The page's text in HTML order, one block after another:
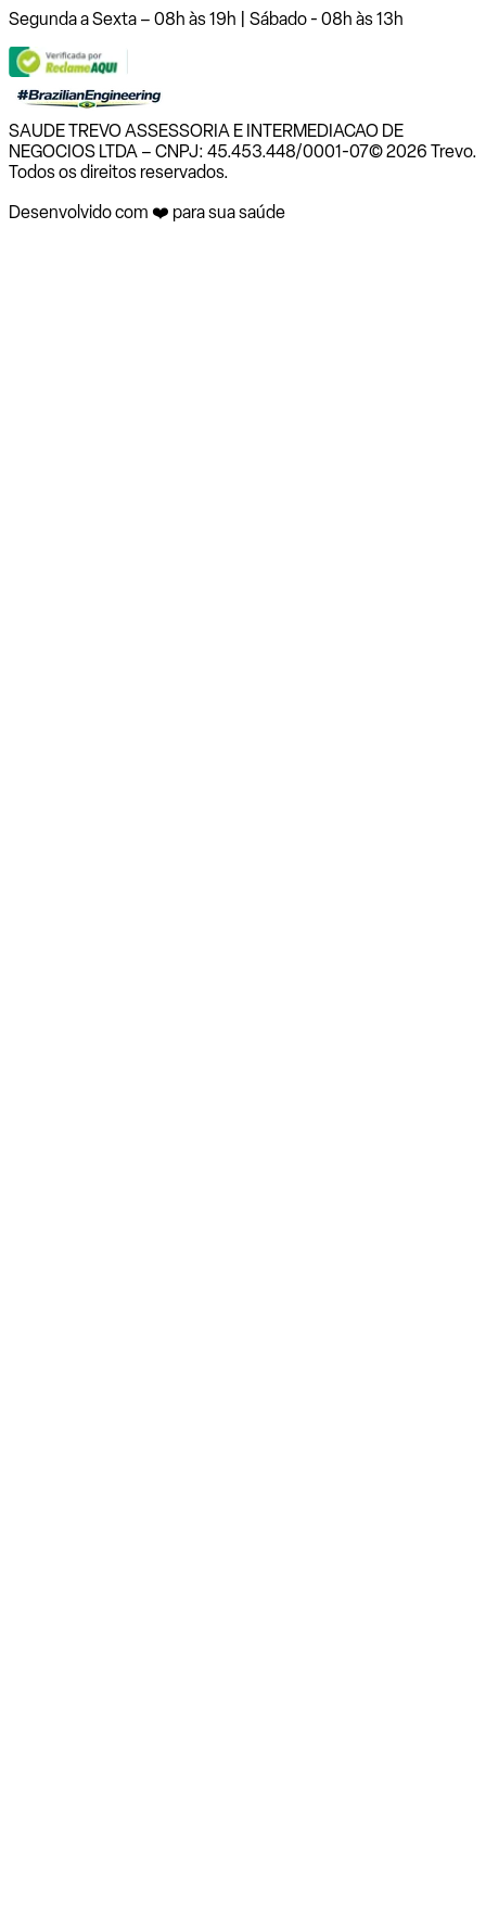
Segunda a Sexta – 08h às 19h | Sábado - 08h às 13h
SAUDE TREVO ASSESSORIA E INTERMEDIACAO DE
NEGOCIOS LTDA – CNPJ: 45.453.448/0001-07© 2026 Trevo.
Todos os direitos reservados.
Desenvolvido com ❤️ para sua saúde